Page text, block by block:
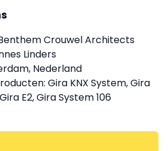
Crouwel Architects
Linders
Nederland
Gira KNX System, Gira
E2, Gira System 106